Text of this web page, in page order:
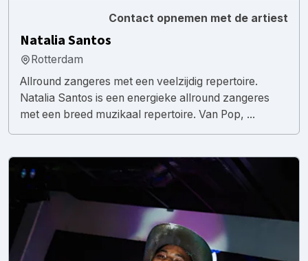
Contact opnemen met de artiest
Natalia Santos
Rotterdam
Allround zangeres met een veelzijdig repertoire.
Natalia Santos is een energieke allround zangeres
met een breed muzikaal repertoire. Van Pop, ...